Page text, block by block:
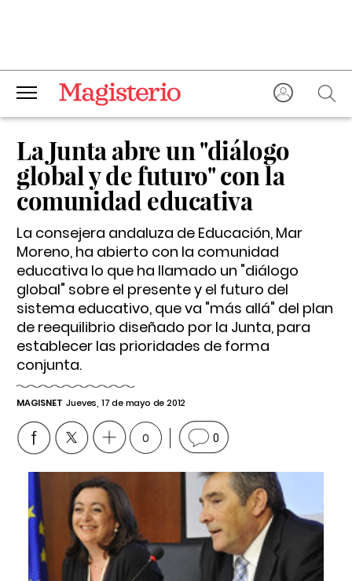
La Junta abre un "diálogo
global y de futuro" con la
comunidad educativa
La consejera andaluza de Educación, Mar
Moreno, ha abierto con la comunidad
educativa lo que ha llamado un "diálogo
global" sobre el presente y el futuro del
sistema educativo, que va "más allá" del plan
de reequilibrio diseñado por la Junta, para
establecer las prioridades de forma
conjunta.
MAGISNET Jueves, 17 de mayo de 2012
0 0